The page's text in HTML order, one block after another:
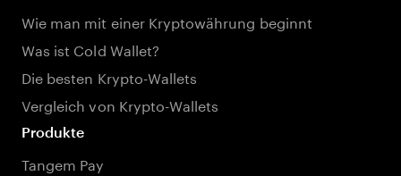
Wie man mit einer Kryptowährung beginnt
Was ist Cold Wallet?
Die besten Krypto-Wallets
Vergleich von Krypto-Wallets
Produkte
Tangem Pay